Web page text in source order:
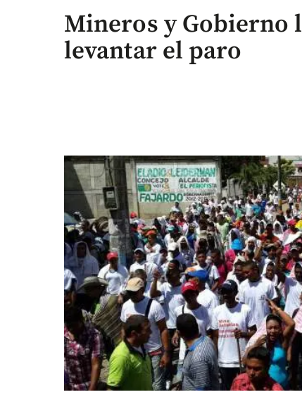
Mineros y Gobierno
levantar el paro